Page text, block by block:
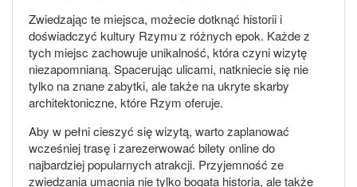
Zwiedzając te miejsca, możecie dotknąć historii i
doświadczyć kultury Rzymu z różnych epok. Każde z
tych miejsc zachowuje unikalność, która czyni wizytę
niezapomnianą. Spacerując ulicami, natkniecie się nie
tylko na znane zabytki, ale także na ukryte skarby
architektoniczne, które Rzym oferuje.
Aby w pełni cieszyć się wizytą, warto zaplanować
wcześniej trasę i zarezerwować bilety online do
najbardziej popularnych atrakcji. Przyjemność ze
zwiedzania umacnia nie tylko bogata historia, ale także